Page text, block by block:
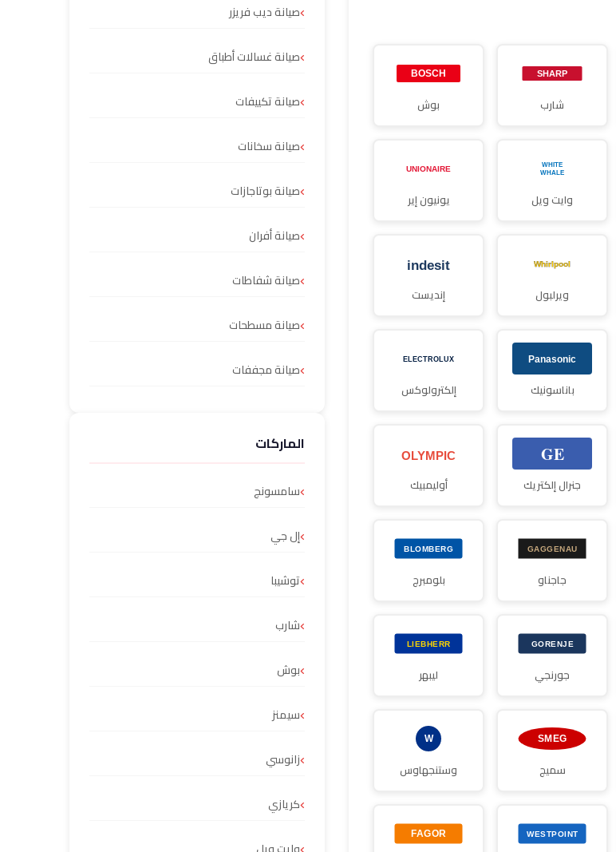
شارب بوش
وايت ويل يونيون إير
ويرلبول إنديست
باناسونيك إلكترولوكس
جنرال إلكتريك أوليمبيك
جاجناو بلومبرج
جورنجي ليبهر
سميج وستنجهاوس
صيانة ديب فريزر
صيانة غسالات أطباق
صيانة تكييفات
صيانة سخانات
صيانة بوتاجازات
صيانة أفران
صيانة شفاطات
صيانة مسطحات
صيانة مجففات
الماركات
سامسونج
إل جي
توشيبا
شارب
بوش
سيمنز
زانوسي
كريازي